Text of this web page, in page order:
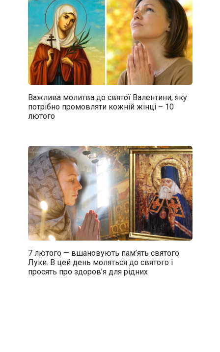
Важлива молитва до святої Валентини, яку
потрібно промовляти кожній жінці – 10
лютого
7 лютого — вшановують пам’ять святого
Луки. В цей день моляться до святого і
просять про здоров’я для рідних